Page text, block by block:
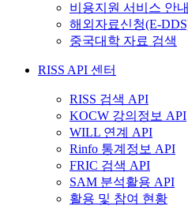
비용지원 서비스 안내
해외자료신청(E-
중국대학 자료 검색
RISS API 센터
RISS 검색 API
KOCW 강의정보 API
WILL 연계 API
Rinfo 통계정보 API
FRIC 검색 API
SAM 분석활용 API
활용 및 참여 현황